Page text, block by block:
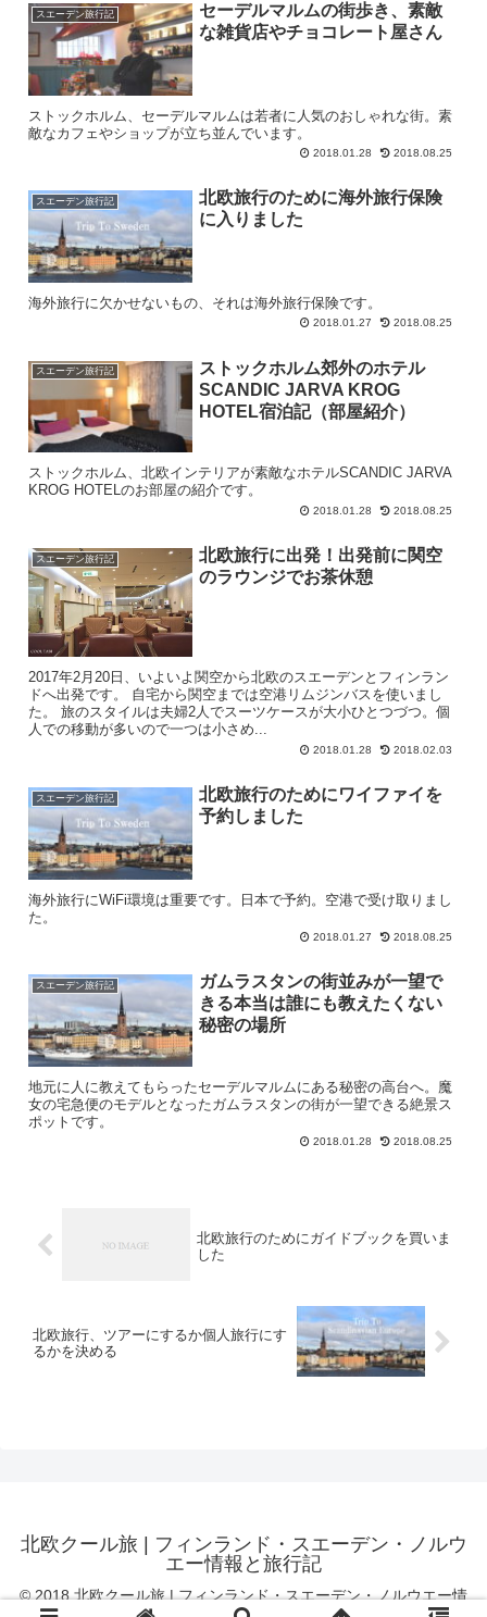
スエーデン旅行記
セーデルマルムの街歩き、素敵
な雑貨店やチョコレート屋さん
ストックホルム、セーデルマルムは若者に人気のおしゃれな街。素
敵なカフェやショップが立ち並んでいます。
2018.01.28 2018.08.25
スエーデン旅行記
北欧旅行のために海外旅行保険
に入りました
海外旅行に欠かせないもの、それは海外旅行保険です。
2018.01.27 2018.08.25
スエーデン旅行記
ストックホルム郊外のホテル
SCANDIC JARVA KROG
HOTEL宿泊記（部屋紹介）
ストックホルム、北欧インテリアが素敵なホテルSCANDIC JARVA
KROG HOTELのお部屋の紹介です。
2018.01.28 2018.08.25
スエーデン旅行記
北欧旅行に出発！出発前に関空
のラウンジでお茶休憩
2017年2月20日、いよいよ関空から北欧のスエーデンとフィンラン
ドへ出発です。 自宅から関空までは空港リムジンバスを使いまし
た。 旅のスタイルは夫婦2人でスーツケースが大小ひとつづつ。個
人での移動が多いので一つは小さめ...
2018.01.28 2018.02.03
スエーデン旅行記
北欧旅行のためにワイファイを
予約しました
海外旅行にWiFi環境は重要です。日本で予約。空港で受け取りまし
た。
2018.01.27 2018.08.25
スエーデン旅行記
ガムラスタンの街並みが一望で
きる本当は誰にも教えたくない
秘密の場所
地元に人に教えてもらったセーデルマルムにある秘密の高台へ。魔
女の宅急便のモデルとなったガムラスタンの街が一望できる絶景ス
ポットです。
2018.01.28 2018.08.25
北欧旅行のためにガイドブックを買いま
した
北欧旅行、ツアーにするか個人旅行にす
るかを決める
北欧クール旅 | フィンランド・スエーデン・ノルウ
エー情報と旅行記
© 2018 北欧クール旅 | フィンランド・スエーデン・ノルウエー情